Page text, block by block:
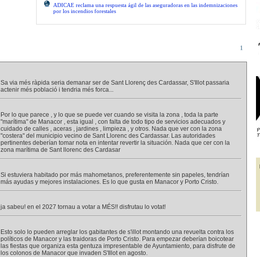
ADICAE reclama una respuesta ágil de las aseguradoras en las indemnizaciones
por los incendios forestales
1
Sa via més ràpida seria demanar ser de Sant Llorenç des Cardassar, S'Illot passaria
actenir més població i tendria més forca...
Por lo que parece , y lo que se puede ver cuando se visita la zona , toda la parte
"marítima" de Manacor , esta igual , con falta de todo tipo de servicios adecuados y
cuidado de calles , aceras , jardines , limpieza , y otros. Nada que ver con la zona
"costera" del municipio vecino de Sant Llorenc des Cardassar. Las autoridades
pertinentes deberían tomar nota en intentar revertir la situación. Nada que cer con la
zona marítima de Sant llorenc des Cardasar
Si estuviera habitado por más mahometanos, preferentemente sin papeles, tendrían
más ayudas y mejores instalaciones. Es lo que gusta en Manacor y Porto Cristo.
ja sabeu! en el 2027 tornau a votar a MÉS!! disfrutau lo votat!
Esto solo lo pueden arreglar los gabitantes de s'illot montando una revuelta contra los
políticos de Manacor y las traidoras de Porto Cristo. Para empezar deberían boicotear
las fiestas que organiza esta gentuza impresentable de Ayuntamiento, para disfrute de
los colonos de Manacor que invaden S'Illot en agosto.